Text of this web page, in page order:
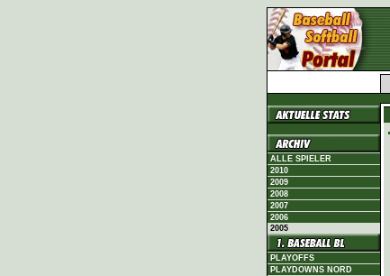
ALLE SPIELER
2010
2009
2008
2007
2006
2005
PLAYOFFS
PLAYDOWNS NORD